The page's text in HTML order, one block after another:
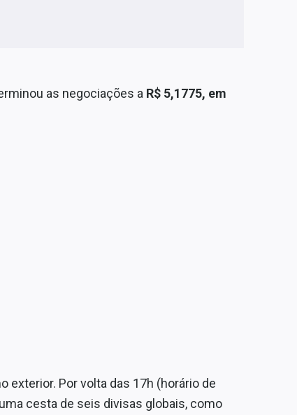
as negociações a R$ 5,1775, em
exterior. Por volta das 17h (horário de
cesta de seis divisas globais, como